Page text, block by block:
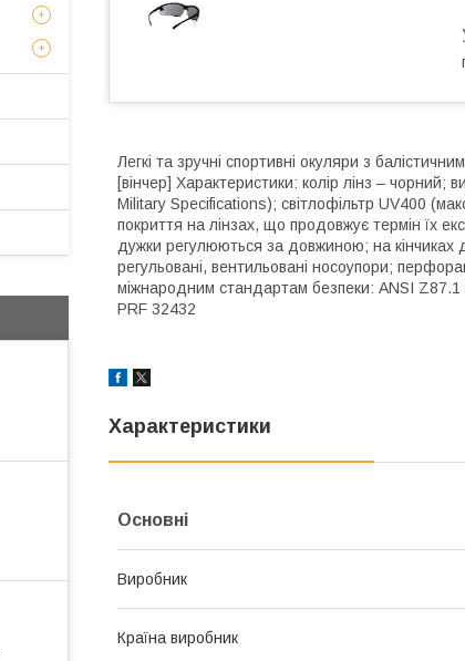
Легкі та зручні спортивні окуляри з
[вінчер] Характеристики: колір лінз – чорний;
Military Specifications); світлофільтр UV400
покриття на лінзах, що продовжує термін їх
дужки регулюються за довжиною; на кінчиках
регульовані, вентильовані носоупори;
міжнародним стандартам безпеки: ANSI
PRF 32432
Характеристики
Основні
Виробник
Країна виробник